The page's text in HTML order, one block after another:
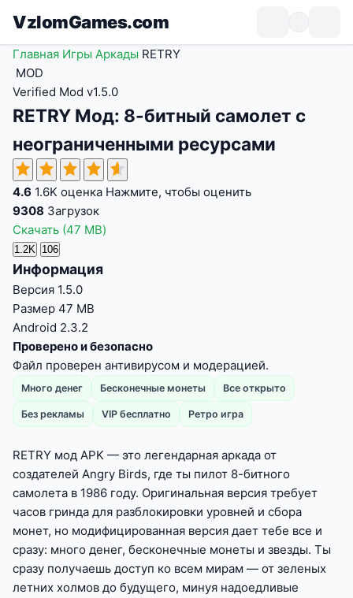
VzlomGames.com
Главная Игры Аркады RETRY
MOD
Verified Mod v1.5.0
RETRY Мод: 8-битный самолет с
неограниченными ресурсами
4.6 1.6K оценка Нажмите, чтобы оценить
9308 Загрузок
Скачать (47 MB)
1.2K 106
Информация
Версия 1.5.0
Размер 47 MB
Android 2.3.2
Проверено и безопасно
Файл проверен антивирусом и модерацией.
Много денег Бесконечные монеты Все открыто
Без рекламы VIP бесплатно Ретро игра
RETRY мод APK — это легендарная аркада от
создателей Angry Birds, где ты пилот 8-битного
самолета в 1986 году. Оригинальная версия требует
часов гринда для разблокировки уровней и сбора
монет, но модифицированная версия дает тебе все и
сразу: много денег, бесконечные монеты и звезды. Ты
сразу получаешь доступ ко всем мирам — от зеленых
летних холмов до будущего, минуя надоедливые